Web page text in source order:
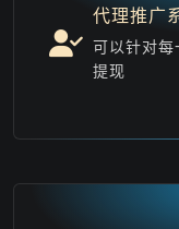
代理推广
可以针对每
提现